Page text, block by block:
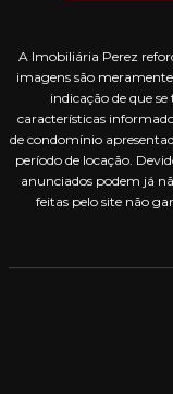
A Imobiliária Perez
imagens são
indicação de que
características
de condomínio
período de locação.
anunciados podem já
feitas pelo site não